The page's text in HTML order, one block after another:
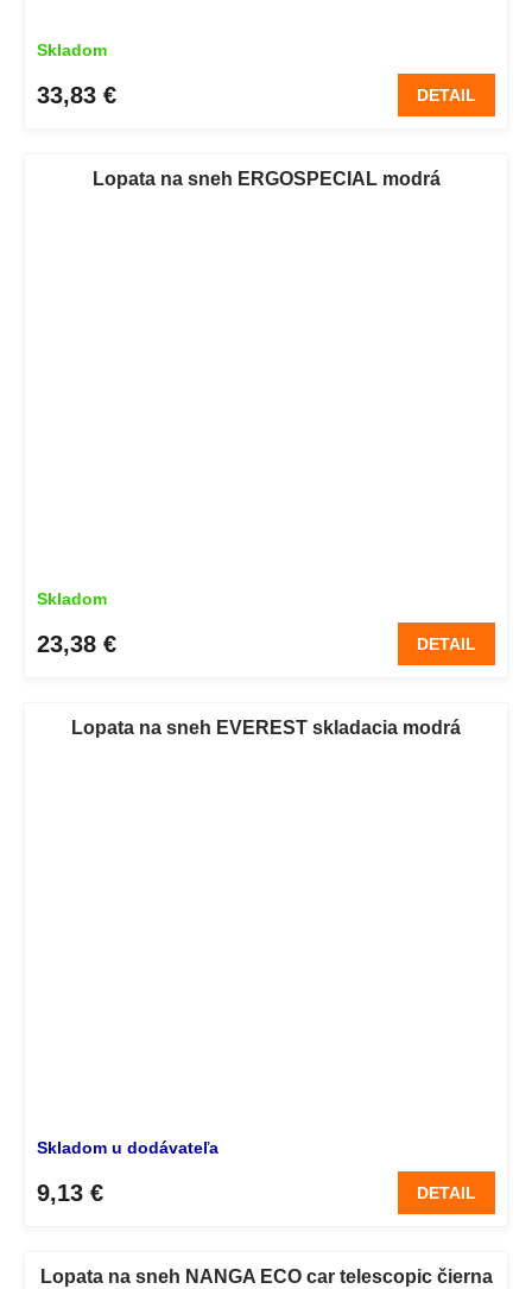
Skladom
33,83 € DETAIL
Lopata na sneh ERGOSPECIAL modrá
Skladom
23,38 € DETAIL
Lopata na sneh EVEREST skladacia modrá
Skladom u dodávateľa
9,13 € DETAIL
Lopata na sneh NANGA ECO car telescopic čierna